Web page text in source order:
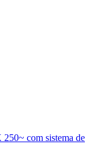
com sistema de